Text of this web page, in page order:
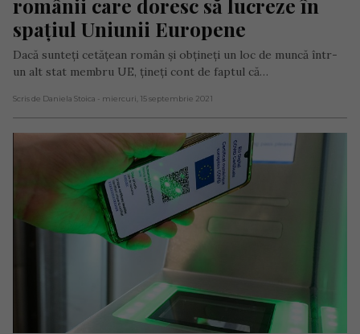
spațiul Uniunii Europene
Dacă sunteți cetățean român și obţineţi un loc de muncă într-
un alt stat membru UE, ţineţi cont de faptul că…
Scris de Daniela Stoica - miercuri, 15 septembrie 2021